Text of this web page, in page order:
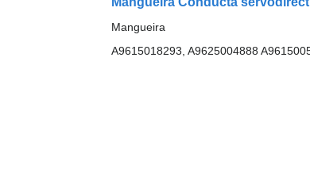
Mangueira
A9615018293, A9625004888